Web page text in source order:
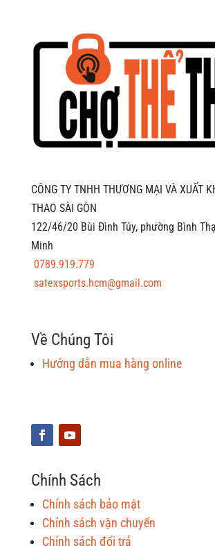
CÔNG TY TNHH THƯƠNG MẠI VÀ XUẤT
THAO SÀI GÒN
122/46/20 Bùi Đình Túy, phường Bình
Minh
0789.919.779
satexsports.hcm@gmail.com
Về Chúng Tôi
Hướng dẫn mua hàng online
Chính Sách
Chính sách bảo mật
Chính sách vận chuyển
Chính sách đổi trả